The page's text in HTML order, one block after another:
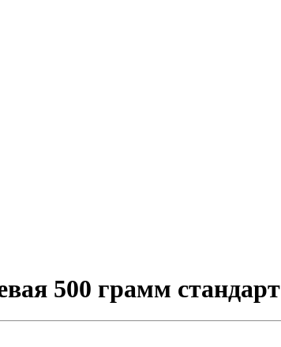
500 грамм стандарт